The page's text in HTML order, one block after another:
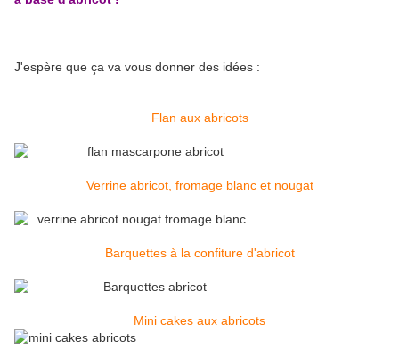
J'espère que ça va vous donner des idées :
Flan aux abricots
Verrine abricot, fromage blanc et nougat
Barquettes à la confiture d'abricot
Mini cakes aux abricots